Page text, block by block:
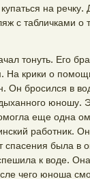
на речку.
с табличками о
тонуть. Его
На крики о
Он бросился в
юношу.
еще одна
работник.
спасения была в
к воде. Она
чего юноша